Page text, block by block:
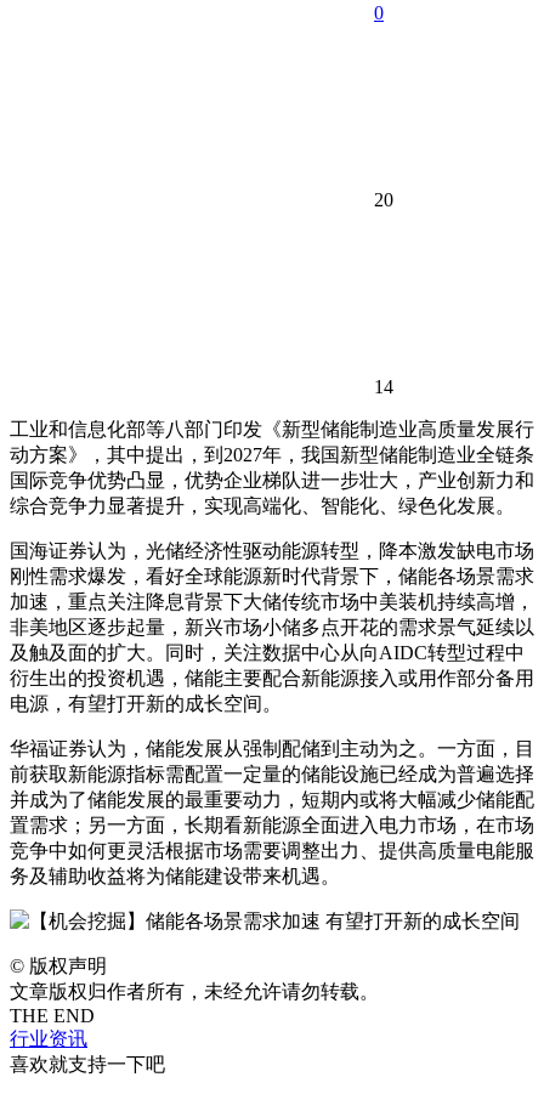
0
20
14
工业和信息化部等八部门印发《新型储能制造业高质量发展行
动方案》，其中提出，到2027年，我国新型储能制造业全链条
国际竞争优势凸显，优势企业梯队进一步壮大，产业创新力和
综合竞争力显著提升，实现高端化、智能化、绿色化发展。
国海证券认为，光储经济性驱动能源转型，降本激发缺电市场
刚性需求爆发，看好全球能源新时代背景下，储能各场景需求
加速，重点关注降息背景下大储传统市场中美装机持续高增，
非美地区逐步起量，新兴市场小储多点开花的需求景气延续以
及触及面的扩大。同时，关注数据中心从向AIDC转型过程中
衍生出的投资机遇，储能主要配合新能源接入或用作部分备用
电源，有望打开新的成长空间。
华福证券认为，储能发展从强制配储到主动为之。一方面，目
前获取新能源指标需配置一定量的储能设施已经成为普遍选择
并成为了储能发展的最重要动力，短期内或将大幅减少储能配
置需求；另一方面，长期看新能源全面进入电力市场，在市场
竞争中如何更灵活根据市场需要调整出力、提供高质量电能服
务及辅助收益将为储能建设带来机遇。
© 版权声明
文章版权归作者所有，未经允许请勿转载。
THE END
行业资讯
喜欢就支持一下吧